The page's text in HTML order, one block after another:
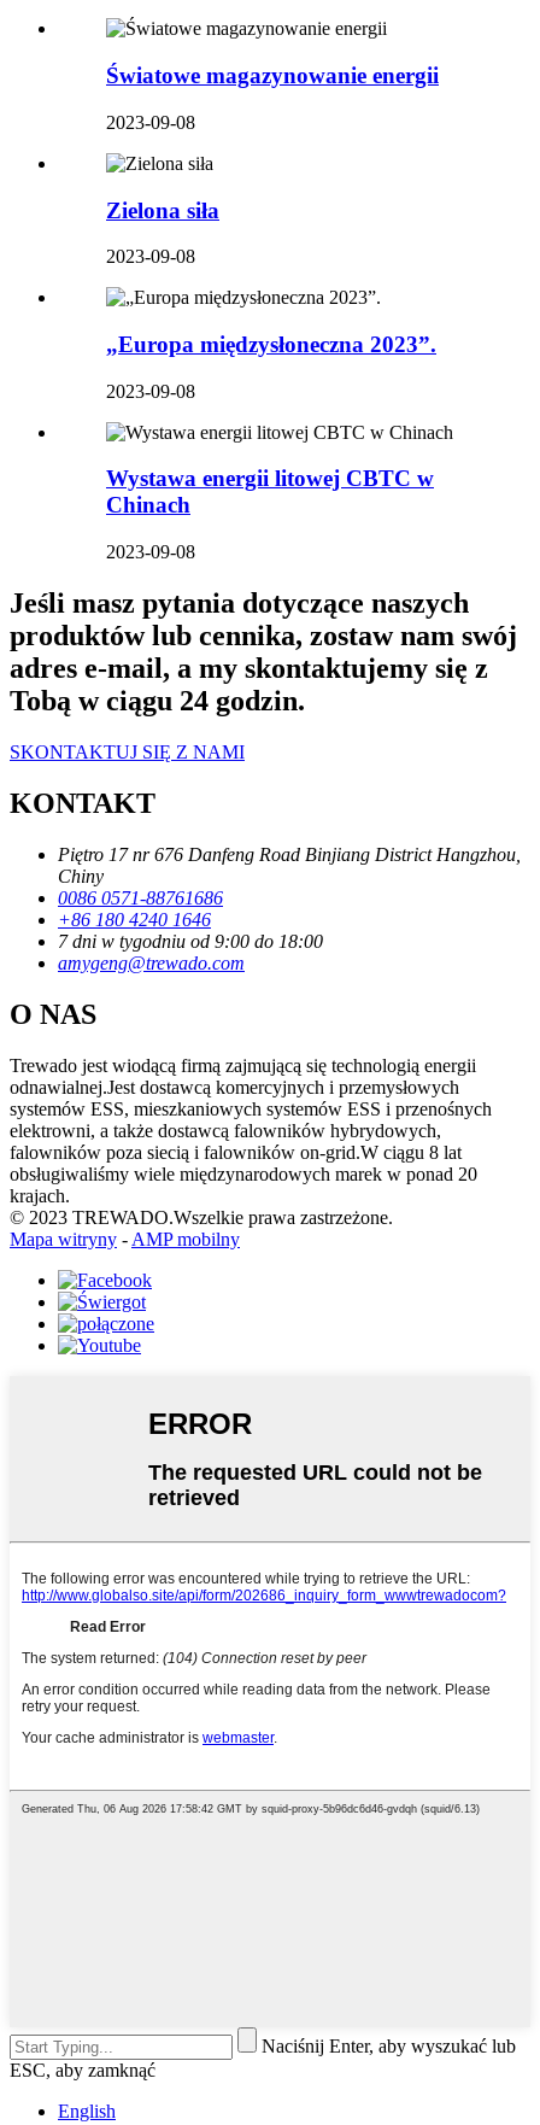
Światowe magazynowanie energii
2023-09-08
Zielona siła
2023-09-08
„Europa międzysłoneczna 2023”.
2023-09-08
Wystawa energii litowej CBTC w
Chinach
2023-09-08
Jeśli masz pytania dotyczące naszych
produktów lub cennika, zostaw nam swój
adres e-mail, a my skontaktujemy się z
Tobą w ciągu 24 godzin.
SKONTAKTUJ SIĘ Z NAMI
KONTAKT
Piętro 17 nr 676 Danfeng Road Binjiang District Hangzhou,
Chiny
0086 0571-88761686
+86 180 4240 1646
7 dni w tygodniu od 9:00 do 18:00
amygeng@trewado.com
O NAS
Trewado jest wiodącą firmą zajmującą się technologią energii
odnawialnej.Jest dostawcą komercyjnych i przemysłowych
systemów ESS, mieszkaniowych systemów ESS i przenośnych
elektrowni, a także dostawcą falowników hybrydowych,
falowników poza siecią i falowników on-grid.W ciągu 8 lat
obsługiwaliśmy wiele międzynarodowych marek w ponad 20
krajach.
© 2023 TREWADO.Wszelkie prawa zastrzeżone.
Mapa witryny - AMP mobilny
Naciśnij Enter, aby wyszukać lub
ESC, aby zamknąć
English